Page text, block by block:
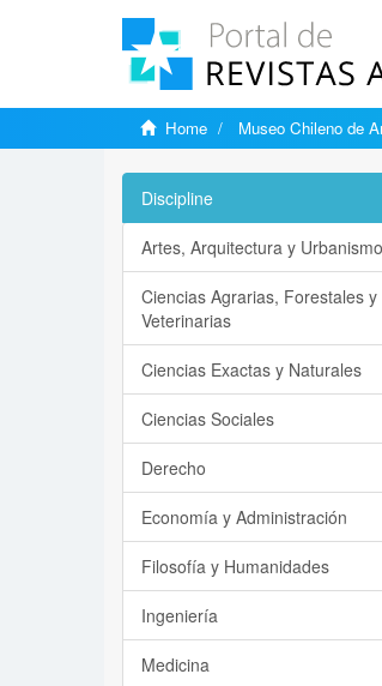
Home Museo Chileno de
Discipline
Artes, Arquitectura y Urbanismo
Ciencias Agrarias, Forestales y
Veterinarias
Ciencias Exactas y Naturales
Ciencias Sociales
Derecho
Economía y Administración
Filosofía y Humanidades
Ingeniería
Medicina